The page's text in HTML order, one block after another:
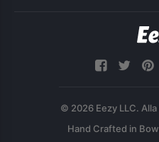
© 2026 Eezy LLC.